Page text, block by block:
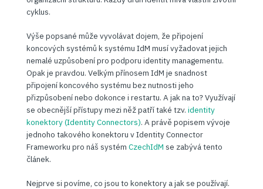
cyklus.
Výše popsané může vyvolávat dojem, že připojení
koncových systémů k systému IdM musí vyžadovat jejich
nemalé uzpůsobení pro podporu identity managementu.
Opak je pravdou. Velkým přínosem IdM je snadnost
připojení koncového systému bez nutnosti jeho
přizpůsobení nebo dokonce i restartu. A jak na to? Využívají
se obecnější přístupy mezi něž patří také tzv. identity
konektory (Identity Connectors). A právě popisem vývoje
jednoho takového konektoru v Identity Connector
Frameworku pro náš systém CzechIdM se zabývá tento
článek.
Nejprve si povíme, co jsou to konektory a jak se používají.